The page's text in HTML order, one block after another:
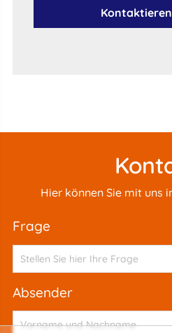
Hier können Sie mit uns
frage
absender